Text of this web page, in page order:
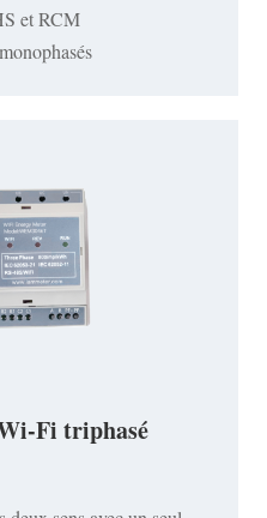
et RCM
Fi triphasé